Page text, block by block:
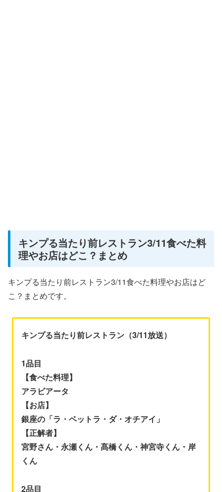
キンプる当たり前レストラン3/11食べた料
理やお店はどこ？まとめ
キンプる当たり前レストラン3/11食べた料理やお店はど
こ？まとめです。
キンプる当たり前レストラン（3/11放送）
1品目
【食べた料理】
アラビアータ
【お店】
銀座の「ラ・ベットラ・ダ・オチアイ」
【正解者】
宮野さん・永瀬くん・髙橋くん・神宮寺くん・岸
くん
2品目